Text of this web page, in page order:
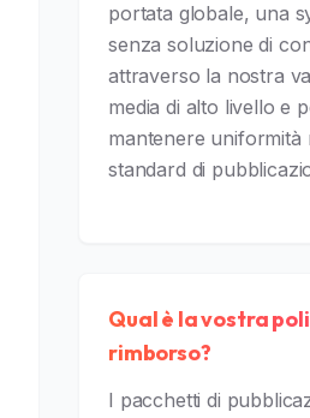
portata globale, una
senza soluzione di
attraverso la nostra
media di alto livello e
mantenere uniformità
standard di
Qual è la vostra
rimborso?
I pacchetti di